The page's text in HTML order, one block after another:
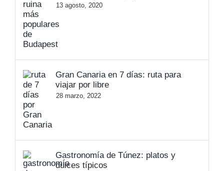
13 agosto, 2020
Gran Canaria en 7 días: ruta para
viajar por libre
28 marzo, 2022
Gastronomía de Túnez: platos y
dulces típicos